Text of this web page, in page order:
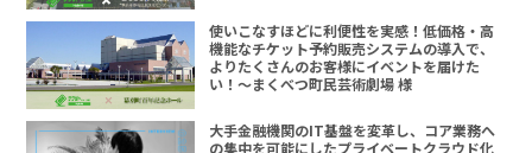
使いこなすほどに利便性を実感！低価格・高
機能なチケット予約販売システムの導入で、
よりたくさんのお客様にイベントを届けた
い！〜まくべつ町民芸術劇場 様
大手金融機関のIT基盤を変革し、コア業務へ
の集中を可能にしたプライベートクラウド化